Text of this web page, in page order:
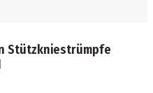
Stützkniestrümpfe